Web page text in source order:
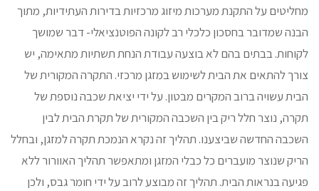
מחליטים על התקנת מערכות מיזוג מרכזיות בדירות העתידיות, מתוך
הבנה שמדובר בחסכון כלכלי רב לקונה הפוטנציאלי- דבר שמושך
לקוחות. בבתים בהם לא בוצעה עבודת הנחת תשתיות מתאימה, יש
צורך להתאים את הבית לשימוש במזגן מרכזי. התקרה המקורית של
הבית עשויה ברוב המקרים מבטון. על ידי יציאת שכבה נוספת של
תקרה, נוצר חלל ריק בין השכבה המקורית של תקרת הבית לבין
השכבה החדשה שביצענו. תהליך זה נקרא הנמכת תקרה למזגן, ובחלל
הריק שנוצר מועברים כל כבלי המזגן ומתאפשר תהליך האוורור ללא
פגיעה בנראות הבית. תהליך זה מבוצע לרוב על ידי חומר גבס, ולכן